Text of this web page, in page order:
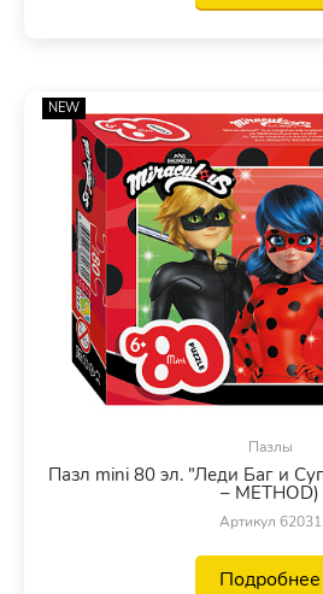
NEW
Пазлы
Пазл mini 80 эл. "Леди Баг и
– METHOD)
Артикул 62031
Подробнее